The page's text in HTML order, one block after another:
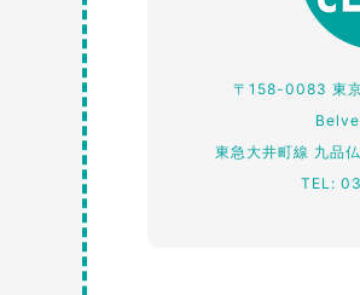
〒158-0083 東
東急大井町線 九品
TEL: